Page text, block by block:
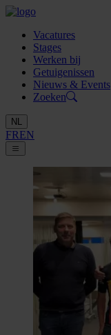
Vacatures
Stages
Werken bij
Getuigenissen
Nieuws & Events
Zoeken
NL
FREN